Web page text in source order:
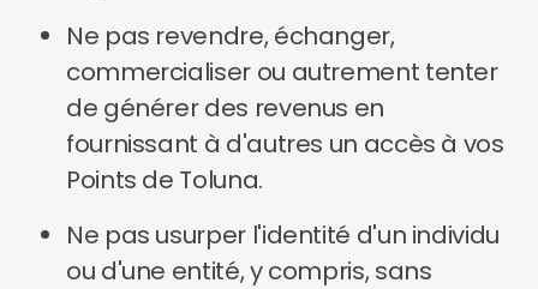
Ne pas revendre, échanger,
commercialiser ou autrement tenter
de générer des revenus en
fournissant à d'autres un accès à vos
Points de Toluna.
Ne pas usurper l'identité d'un individu
ou d'une entité, y compris, sans